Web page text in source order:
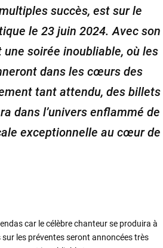
succès, est sur le
le 23 juin 2024. Avec son
soirée inoubliable, où les
dans les cœurs des
tant attendu, des billets
dans l’univers enflammé de
exceptionnelle au cœur de
car le célèbre chanteur se produira à
les préventes seront annoncées très